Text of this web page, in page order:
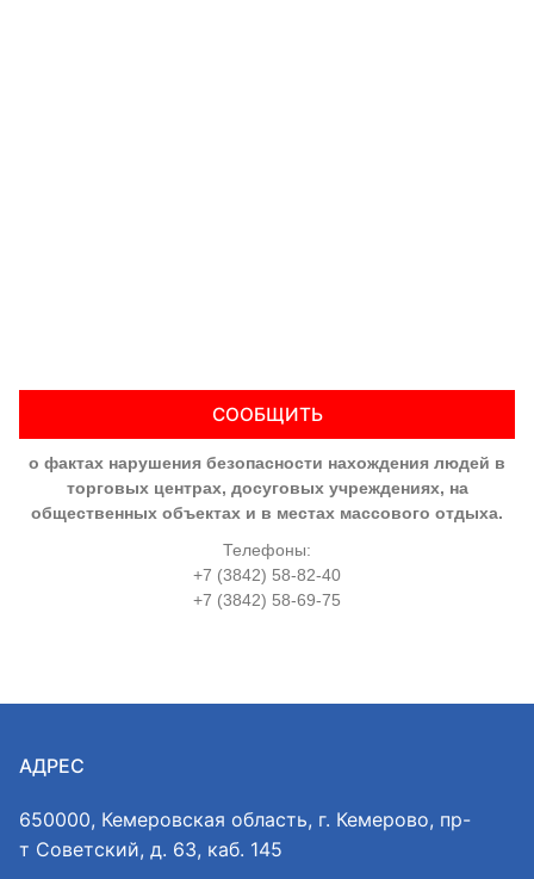
СООБЩИТЬ
о фактах нарушения безопасности нахождения людей в
торговых центрах, досуговых учреждениях, на
общественных объектах и в местах массового отдыха.
Телефоны:
+7 (3842) 58-82-40
+7 (3842) 58-69-75
АДРЕС
650000, Кемеровская область, г. Кемерово, пр-
т Советский, д. 63, каб. 145